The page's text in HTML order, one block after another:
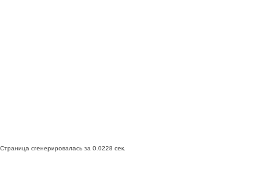
Страница сгенерировалась за 0.0228 сек.